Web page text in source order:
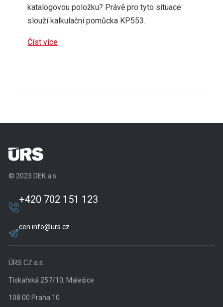
katalogovou položku? Právě pro tyto situace
slouží kalkulační pomůcka KP553.
Číst více
© 2023 DEK a.s.
+420 702 151 123
cen.info@urs.cz
ÚRS CZ a.s.
Tiskařská 257/10, Malešice
108 00 Praha 10